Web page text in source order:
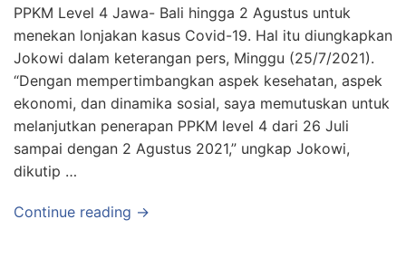
PPKM Level 4 Jawa- Bali hingga 2 Agustus untuk
menekan lonjakan kasus Covid-19. Hal itu diungkapkan
Jokowi dalam keterangan pers, Minggu (25/7/2021).
“Dengan mempertimbangkan aspek kesehatan, aspek
ekonomi, dan dinamika sosial, saya memutuskan untuk
melanjutkan penerapan PPKM level 4 dari 26 Juli
sampai dengan 2 Agustus 2021,” ungkap Jokowi,
dikutip …
Continue reading →